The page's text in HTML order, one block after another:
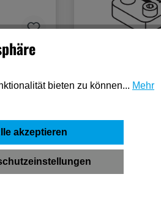
zu
Hawa
bieten zu können... Mehr
akzeptieren